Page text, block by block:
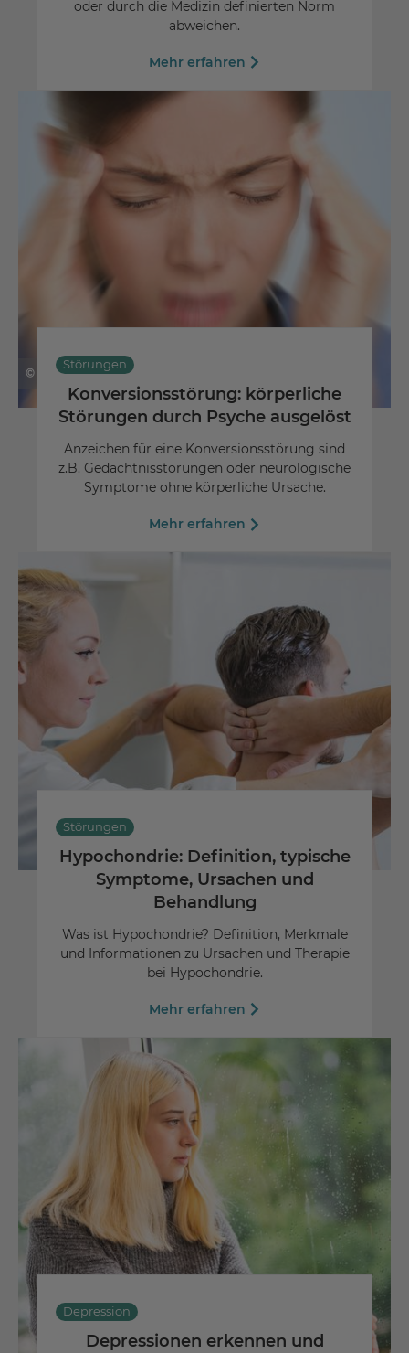
oder durch die Medizin definierten Norm
abweichen.
Mehr erfahren
© Maridav - Fotolia
Störungen
Konversionsstörung: körperliche
Störungen durch Psyche ausgelöst
Anzeichen für eine Konversionsstörung sind
z.B. Gedächtnisstörungen oder neurologische
Symptome ohne körperliche Ursache.
Mehr erfahren
Störungen
Hypochondrie: Definition, typische
Symptome, Ursachen und
Behandlung
Was ist Hypochondrie? Definition, Merkmale
und Informationen zu Ursachen und Therapie
bei Hypochondrie.
Mehr erfahren
Depression
Depressionen erkennen und